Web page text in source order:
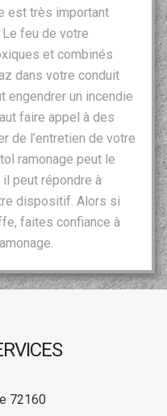
est très important
feu de votre
et combinés
dans votre conduit
engendrer un incendie
faire appel à des
de l’entretien de votre
ramonage peut le
peut répondre à
dispositif. Alors si
faites confiance à
72160